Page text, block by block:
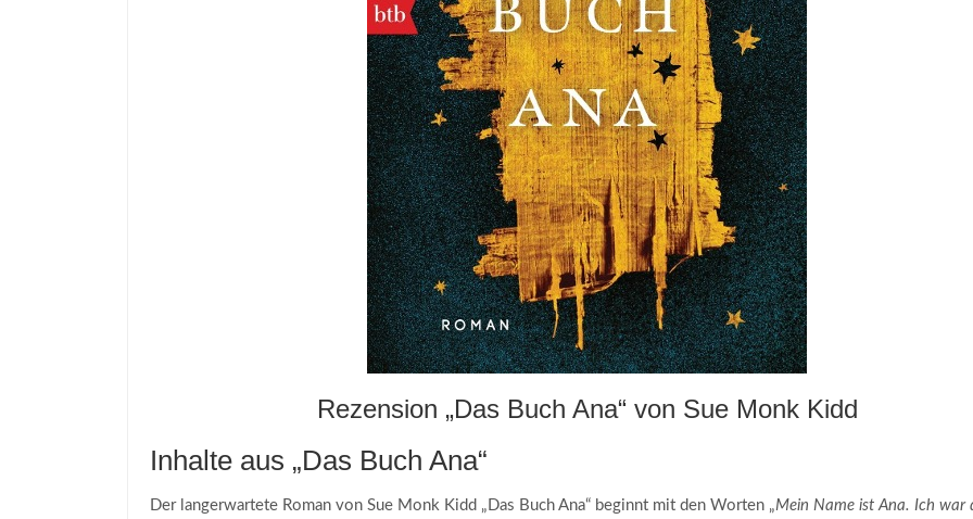
Rezension „Das Buch Ana“ von Sue Monk Kidd
Inhalte aus „Das Buch Ana“
Der langerwartete Roman von Sue Monk Kidd „Das Buch Ana“ beginnt mit den Worten „Mein Name ist Ana. Ich war